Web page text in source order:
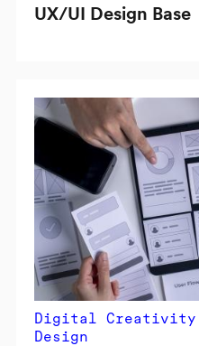
UX/UI Design Base
Digital Creativity
Design